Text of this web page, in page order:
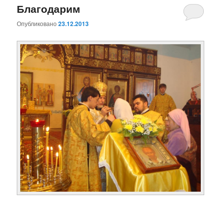
Благодарим
Опубликовано23.12.2013